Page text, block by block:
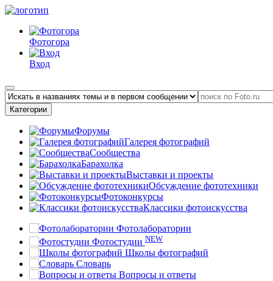
Фотогора
Вход
Категории
Форумы
Галерея фотографий
Сообщества
Барахолка
Выставки и проекты
Обсуждение фототехники
Фотоконкурсы
Классики фотоискусства
Фотолаборатории
Фотостудии NEW
Школы фотографий
Словарь
Вопросы и ответы